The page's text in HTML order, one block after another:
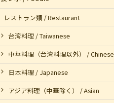
レストラン類 / Restaurant
台湾料理 / Taiwanese
中華料理（台湾料理以外） / Chinese
日本料理 / Japanese
アジア料理（中華除く） / Asian